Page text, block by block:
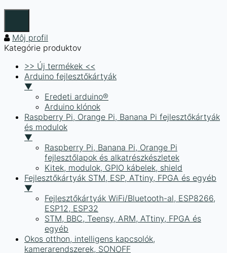
Môj profil
Kategórie produktov
>> Új termékek <<
Arduino fejlesztőkártyák
▼
Eredeti arduino®
Arduino klónok
Raspberry Pi, Orange Pi, Banana Pi fejlesztőkártyák
és modulok
▼
Raspberry Pi, Banana Pi, Orange Pi
fejlesztőlapok és alkatrészkészletek
Kitek, modulok, GPIO kábelek, shield
Fejlesztőkártyák STM, ESP, ATtiny, FPGA és egyéb
▼
Fejlesztőkártyák WiFi/Bluetooth-al, ESP8266,
ESP12, ESP32
STM, BBC, Teensy, ARM, ATtiny, FPGA és
egyéb
Okos otthon, intelligens kapcsolók,
kamerarendszerek, SONOFF